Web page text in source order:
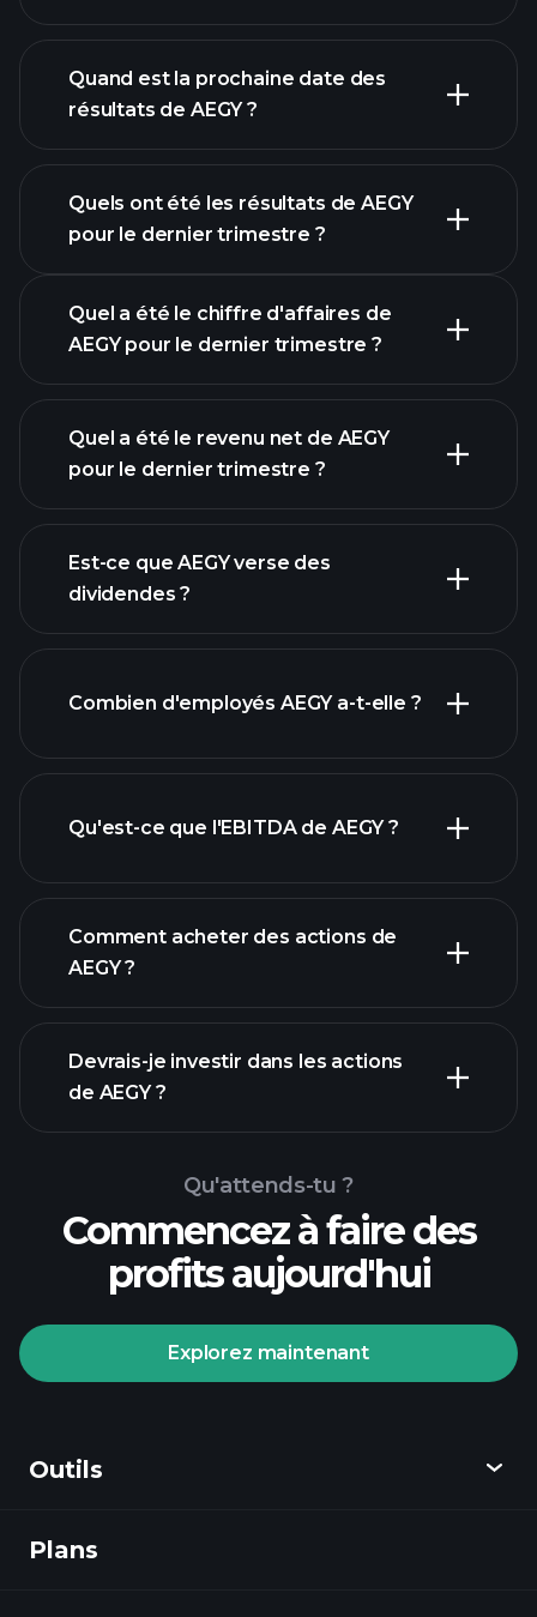
finances de
AEGY
Quand est la prochaine date des
résultats de AEGY ?
Calendrier des résultats
Quels ont été les résultats de AEGY
pour le dernier trimestre ?
les bénéfices de AEGY
Quel a été le chiffre d'affaires de
AEGY pour le dernier trimestre ?
rapports financiers
Quel a été le revenu net de AEGY
pour le dernier trimestre ?
financiers
Est-ce que AEGY verse des
dividendes ?
actions à fort
Combien d'employés AEGY a-t-elle ?
plus grands
Qu'est-ce que l'EBITDA de AEGY ?
rapports financiers
Comment acheter des actions de
AEGY ?
Tournois Playtrade
Devrais-je investir dans les actions
de AEGY ?
informations quotidiennes sur le marché
Qu'attends-tu ?
Commencez à faire des
profits aujourd'hui
Explorez maintenant
Outils
Découvrir
Plans